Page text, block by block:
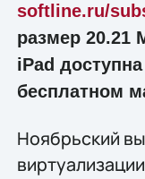
softline.ru/
размер 20.21
iPad
бесплатном
Ноябрьский